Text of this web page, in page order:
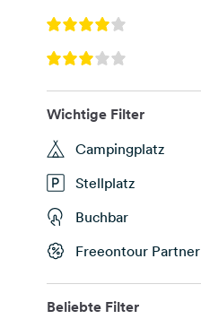
Wichtige Filter
Campingplatz
Stellplatz
Buchbar
Freeontour Partner
Beliebte Filter